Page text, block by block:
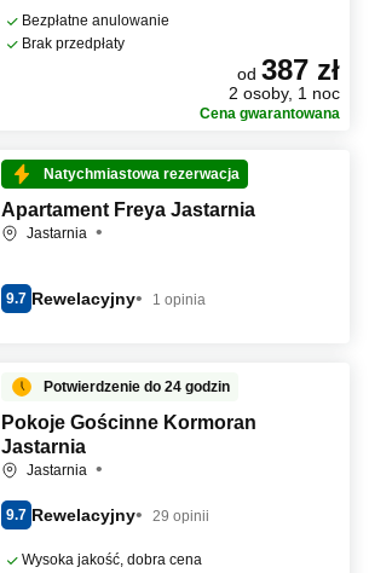
Bezpłatne anulowanie
Brak przedpłaty
od 387 zł
2 osoby, 1 noc
Cena gwarantowana
Natychmiastowa rezerwacja
Apartament Freya Jastarnia
Jastarnia
9.7 Rewelacyjny 1 opinia
Potwierdzenie do 24 godzin
Pokoje Gościnne Kormoran
Jastarnia
Jastarnia
9.7 Rewelacyjny 29 opinii
Wysoka jakość, dobra cena